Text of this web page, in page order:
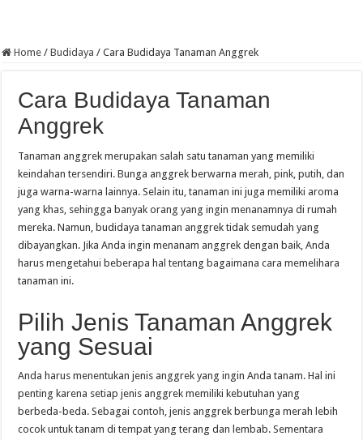
Home / Budidaya / Cara Budidaya Tanaman Anggrek
Cara Budidaya Tanaman
Anggrek
Tanaman anggrek merupakan salah satu tanaman yang memiliki
keindahan tersendiri. Bunga anggrek berwarna merah, pink, putih, dan
juga warna-warna lainnya. Selain itu, tanaman ini juga memiliki aroma
yang khas, sehingga banyak orang yang ingin menanamnya di rumah
mereka. Namun, budidaya tanaman anggrek tidak semudah yang
dibayangkan. Jika Anda ingin menanam anggrek dengan baik, Anda
harus mengetahui beberapa hal tentang bagaimana cara memelihara
tanaman ini.
Pilih Jenis Tanaman Anggrek
yang Sesuai
Anda harus menentukan jenis anggrek yang ingin Anda tanam. Hal ini
penting karena setiap jenis anggrek memiliki kebutuhan yang
berbeda-beda. Sebagai contoh, jenis anggrek berbunga merah lebih
cocok untuk tanam di tempat yang terang dan lembab. Sementara